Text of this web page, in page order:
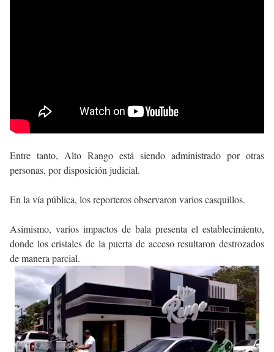
Entre tanto, Alto Rango está siendo administrado por otras
personas, por disposición judicial.
En la vía pública, los reporteros observaron varios casquillos.
Asimismo, varios impactos de bala presenta el establecimiento,
donde los cristales de la puerta de acceso resultaron destrozados
de manera parcial.